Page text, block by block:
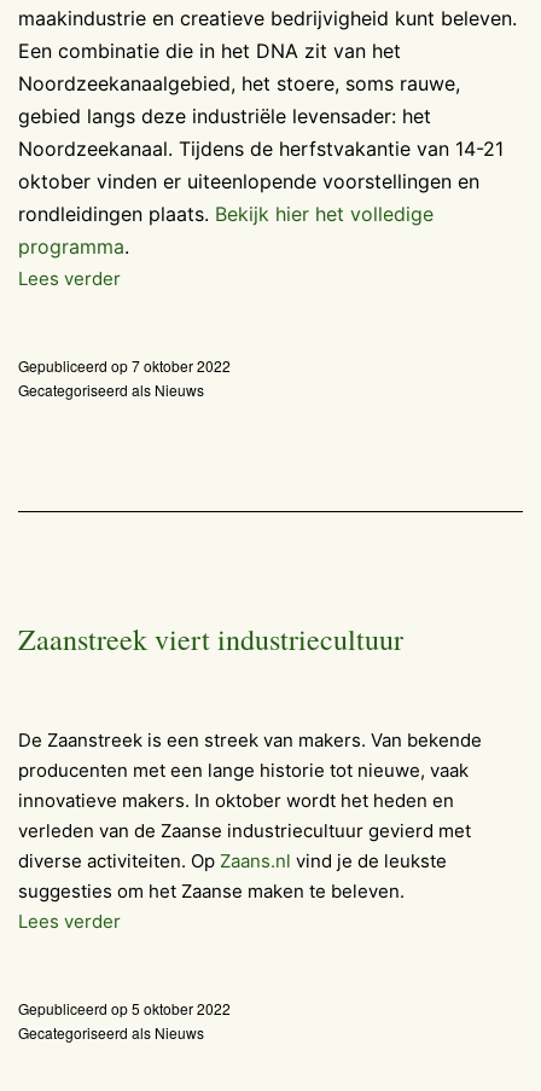
maakindustrie en creatieve bedrijvigheid kunt beleven.
Een combinatie die in het DNA zit van het
Noordzeekanaalgebied, het stoere, soms rauwe,
gebied langs deze industriële levensader: het
Noordzeekanaal. Tijdens de herfstvakantie van 14-21
oktober vinden er uiteenlopende voorstellingen en
rondleidingen plaats. Bekijk hier het volledige
programma.
Lees verderWeek
Industriecultuur
Gepubliceerd op7 oktober 2022
Gecategoriseerd als Nieuws
Zaanstreek viert industriecultuur
De Zaanstreek is een streek van makers. Van bekende
producenten met een lange historie tot nieuwe, vaak
innovatieve makers. In oktober wordt het heden en
verleden van de Zaanse industriecultuur gevierd met
diverse activiteiten. Op Zaans.nl vind je de leukste
suggesties om het Zaanse maken te beleven.
Lees verderZaanstreek
Gepubliceerd op5 oktober 2022
Gecategoriseerd als Nieuws